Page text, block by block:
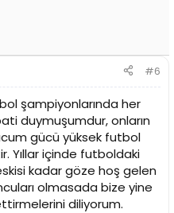
#6
şampiyonlarında her
duymuşumdur, onların
gücü yüksek futbol
Yıllar içinde futboldaki
kadar göze hoş gelen
olmasada bize yine
diliyorum.